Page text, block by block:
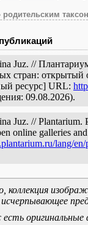
родительским
Juz. //
стран: открытый
ресурс] URL:
09.08.2026).
Juz. // Plantarium.
online galleries
lang/
коллекция
есть